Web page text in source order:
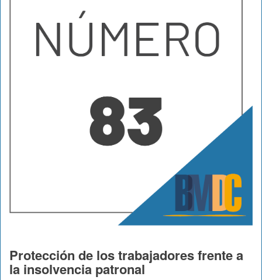
Protección de los trabajadores frente a
la insolvencia patronal